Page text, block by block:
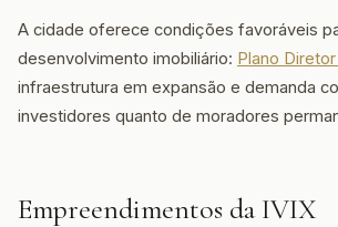
A cidade oferece condições favoráveis
desenvolvimento imobiliário: Plano
infraestrutura em expansão e demanda
investidores quanto de moradores
Empreendimentos da IVIX